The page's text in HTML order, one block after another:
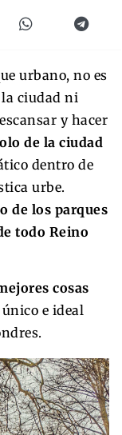
urbano, no es
la ciudad ni
y hacer
de la ciudad
dentro de
urbe.
de los parques
todo Reino
cosas
e ideal